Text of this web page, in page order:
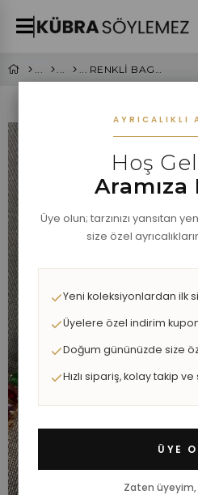
RENKLİ BAGET TAŞLI SU YOLU CHOKER KOLYE
AYRICALIKLI
Hoş
Aramıza
Üye olun; tarzınızı yansıtan
size özel
Yeni koleksiyonlardan ilk
Üyelere özel indirim
Doğum gününüzde size
Hızlı sipariş, kolay takip
ÜYE
Zaten üyeyim,